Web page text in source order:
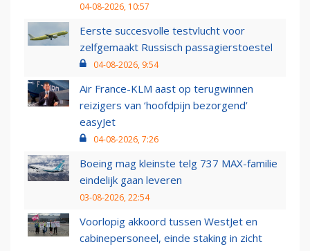
04-08-2026, 10:57
Eerste succesvolle testvlucht voor
zelfgemaakt Russisch passagierstoestel
04-08-2026, 9:54
Air France-KLM aast op terugwinnen
reizigers van ‘hoofdpijn bezorgend’
easyJet
04-08-2026, 7:26
Boeing mag kleinste telg 737 MAX-familie
eindelijk gaan leveren
03-08-2026, 22:54
Voorlopig akkoord tussen WestJet en
cabinepersoneel, einde staking in zicht